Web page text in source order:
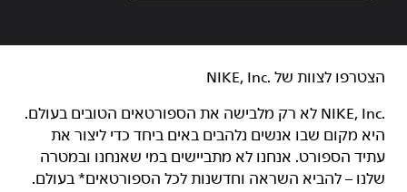
הצטרפו לצוות של NIKE, Inc.‎‏
NIKE, Inc.‎ לא רק מלבישה את הספורטאים הטובים בעולם.
היא מקום שבו אנשים נלהבים באים ביחד כדי ליצור את
עתיד הספורט. אנחנו לא מתביישים במי שאנחנו ובמטרה
שלנו – להביא השראה וחדשנות לכל הספורטאים* בעולם.